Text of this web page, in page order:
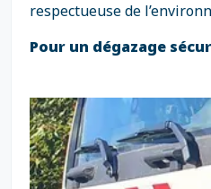
respectueuse de
Pour un dégazage